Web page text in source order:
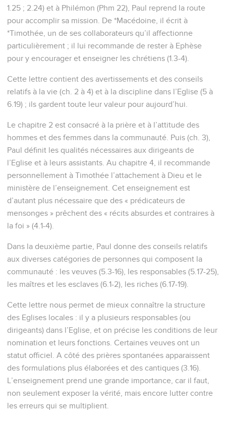
1.25 ; 2.24) et à Philémon (Phm 22), Paul reprend la route
pour accomplir sa mission. De *Macédoine, il écrit à
*Timothée, un de ses collaborateurs qu’il affectionne
particulièrement ; il lui recommande de rester à Ephèse
pour y encourager et enseigner les chrétiens (1.3-4).
Cette lettre contient des avertissements et des conseils
relatifs à la vie (ch. 2 à 4) et à la discipline dans l’Eglise (5 à
6.19) ; ils gardent toute leur valeur pour aujourd’hui.
Le chapitre 2 est consacré à la prière et à l’attitude des
hommes et des femmes dans la communauté. Puis (ch. 3),
Paul définit les qualités nécessaires aux dirigeants de
l’Eglise et à leurs assistants. Au chapitre 4, il recommande
personnellement à Timothée l’attachement à Dieu et le
ministère de l’enseignement. Cet enseignement est
d’autant plus nécessaire que des « prédicateurs de
mensonges » prêchent des « récits absurdes et contraires à
la foi » (4.1-4).
Dans la deuxième partie, Paul donne des conseils relatifs
aux diverses catégories de personnes qui composent la
communauté : les veuves (5.3-16), les responsables (5.17-25),
les maîtres et les esclaves (6.1-2), les riches (6.17-19).
Cette lettre nous permet de mieux connaître la structure
des Eglises locales : il y a plusieurs responsables (ou
dirigeants) dans l’Eglise, et on précise les conditions de leur
nomination et leurs fonctions. Certaines veuves ont un
statut officiel. A côté des prières spontanées apparaissent
des formulations plus élaborées et des cantiques (3.16).
L’enseignement prend une grande importance, car il faut,
non seulement exposer la vérité, mais encore lutter contre
les erreurs qui se multiplient.